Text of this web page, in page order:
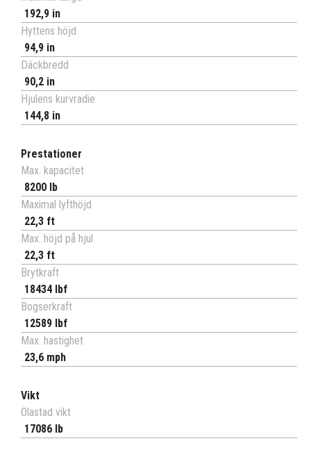
192,9 in
Hyttens höjd
94,9 in
Däckbredd
90,2 in
Hjulens kurvradie
144,8 in
Prestationer
Max. kapacitet
8200 lb
Maximal lyfthöjd
22,3 ft
Max. höjd på hjul
22,3 ft
Brytkraft
18434 lbf
Bogserkraft
12589 lbf
Max. hastighet
23,6 mph
Vikt
Olastad vikt
17086 lb